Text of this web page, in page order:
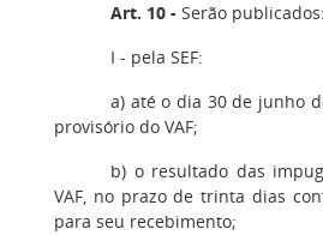
Art. 10 - Serão publicados:
I - pela SEF:
a) até o dia 30 de junho
provisório do VAF;
b) o resultado das
VAF, no prazo de trinta dias
para seu recebimento;